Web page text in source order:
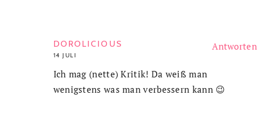
DOROLICIOUS
14 JULI
Ich mag (nette) Kritik! Da weiß man
wenigstens was man verbessern kann 😉
Antworten